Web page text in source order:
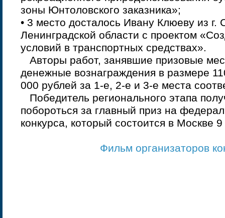
зоны Юнтоловского заказника»;
• 3 место досталось Ивану Клюеву из
Ленинградской области с проектом
условий в транспортных средствах».
Авторы работ, занявшие призовые
денежные вознаграждения в размере
000 рублей за 1-е, 2-е и 3-е места
Победитель регионального этапа
побороться за главный приз на
конкурса, который состоится в Москве
Фильм организаторов